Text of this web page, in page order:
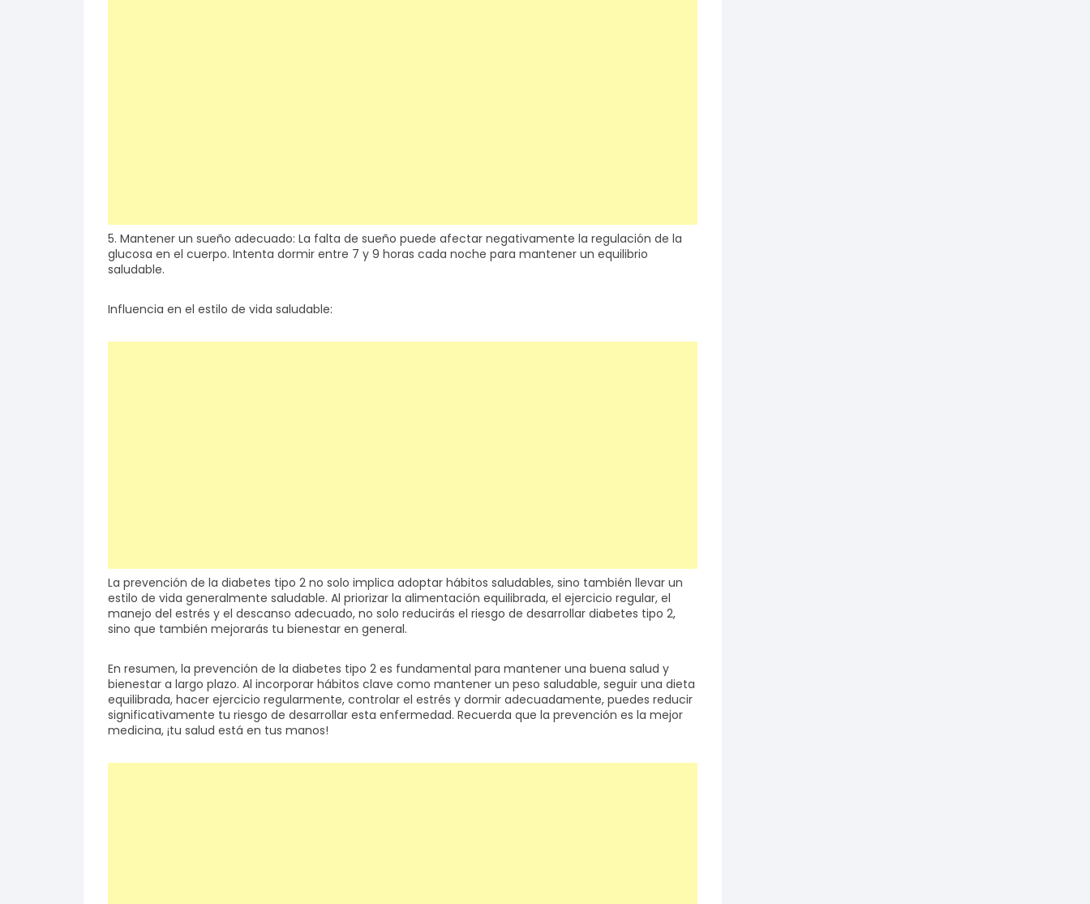
5. Mantener un sueño adecuado: La falta de sueño puede afectar negativamente la regulación de la
glucosa en el cuerpo. Intenta dormir entre 7 y 9 horas cada noche para mantener un equilibrio
saludable.
Influencia en el estilo de vida saludable:
La prevención de la diabetes tipo 2 no solo implica adoptar hábitos saludables, sino también llevar un
estilo de vida generalmente saludable. Al priorizar la alimentación equilibrada, el ejercicio regular, el
manejo del estrés y el descanso adecuado, no solo reducirás el riesgo de desarrollar diabetes tipo 2,
sino que también mejorarás tu bienestar en general.
En resumen, la prevención de la diabetes tipo 2 es fundamental para mantener una buena salud y
bienestar a largo plazo. Al incorporar hábitos clave como mantener un peso saludable, seguir una dieta
equilibrada, hacer ejercicio regularmente, controlar el estrés y dormir adecuadamente, puedes reducir
significativamente tu riesgo de desarrollar esta enfermedad. Recuerda que la prevención es la mejor
medicina, ¡tu salud está en tus manos!